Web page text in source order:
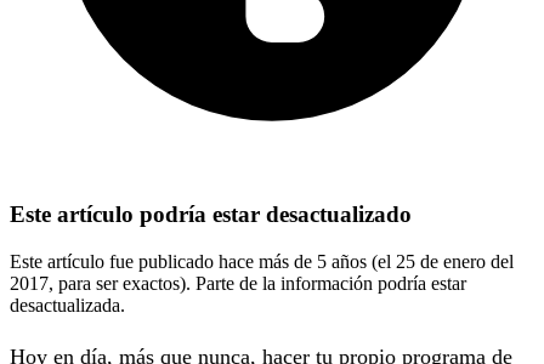
Este artículo podría estar desactualizado
Este artículo fue publicado hace más de 5 años (el 25 de enero del
2017, para ser exactos). Parte de la información podría estar
desactualizada.
Hoy en día, más que nunca, hacer tu propio programa de